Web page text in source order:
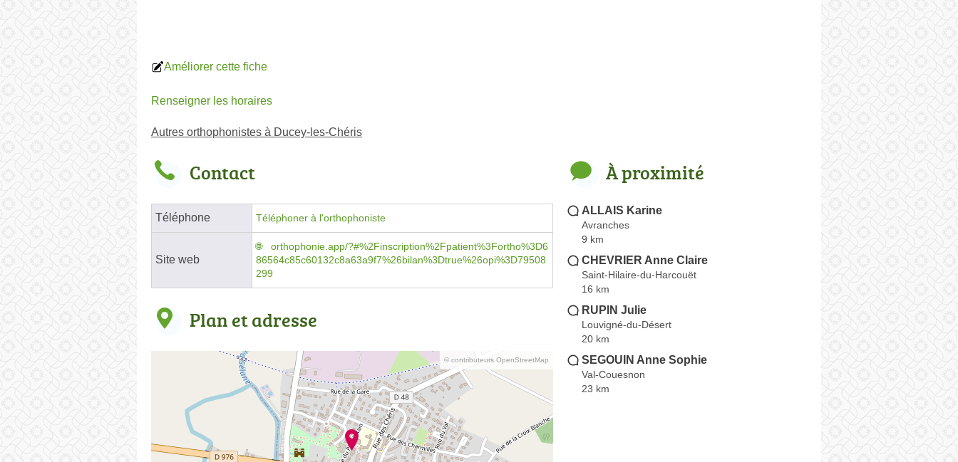
Améliorer cette fiche
Renseigner les horaires
Autres orthophonistes à Ducey-les-Chéris
Contact
Téléphone Téléphoner à l'orthophoniste
Site web
orthophonie.app/?#%2Finscription%2Fpatient%3Fortho%3D6
86564c85c60132c8a63a9f7%26bilan%3Dtrue%26opi%3D79508
299
Plan et adresse
© contributeurs OpenStreetMap
À proximité
ALLAIS Karine
Avranches
9 km
CHEVRIER Anne Claire
Saint-Hilaire-du-Harcouët
16 km
RUPIN Julie
Louvigné-du-Désert
20 km
SEGOUIN Anne Sophie
Val-Couesnon
23 km